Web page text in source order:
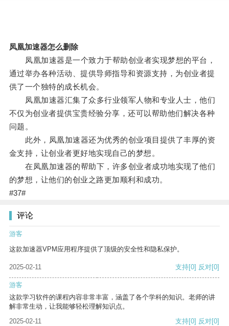
凤凰加速器怎么删除
凤凰加速器是一个致力于帮助创业者实现梦想的平台，
通过举办各种活动、提供导师指导和资源支持，为创业者提
供了一个独特的成长机会。
凤凰加速器汇集了众多行业领军人物和专业人士，他们
不仅为创业者提供宝贵经验分享，还可以帮助他们解决各种
问题。
此外，凤凰加速器还为优秀的创业项目提供了丰厚的资
金支持，让创业者更好地实现自己的梦想。
在凤凰加速器的帮助下，许多创业者成功地实现了他们
的梦想，让他们的创业之路更加顺利和成功。
#37#
评论
游客
这款加速器VPM应用程序提供了顶级的安全性和隐私保护。
2025-02-11 支持[0] 反对[0]
游客
这款学习软件的课程内容非常丰富，涵盖了各个学科的知识。老师的讲
解非常生动，让我能够轻松理解知识点。
2025-02-11
支持[0] 反对[0]